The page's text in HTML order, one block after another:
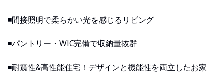
◾️間接照明で柔らかい光を感じるリビング
◾️パントリー・WIC完備で収納量抜群
◾️耐震性&高性能住宅！デザインと機能性を両立したお家